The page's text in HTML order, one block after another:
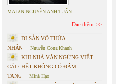
MAI AN NGUYỄN ANH TUẤN
Đọc thêm
DI SẢN VÔ THỪA
NHẬN
Nguyễn Công Khanh
KHI NHÀ VĂN NGỪNG VIẾT:
CÁI CHẾT KHÔNG CÓ ĐÁM
TANG
Minh Hạo